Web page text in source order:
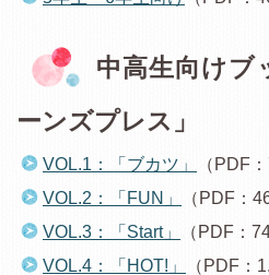
中高生向けブ
ーンズプレス」
VOL.1：「ブカツ」
（PDF
VOL.2：「FUN」
（PDF：
VOL.3：「Start」
（PDF：
VOL.4：「HOT!」
（PDF：